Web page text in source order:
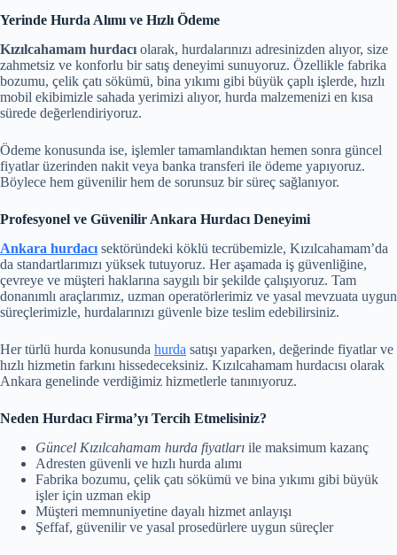
Yerinde Hurda Alımı ve Hızlı Ödeme
Kızılcahamam hurdacı olarak, hurdalarınızı adresinizden alıyor, size
zahmetsiz ve konforlu bir satış deneyimi sunuyoruz. Özellikle fabrika
bozumu, çelik çatı sökümü, bina yıkımı gibi büyük çaplı işlerde, hızlı
mobil ekibimizle sahada yerimizi alıyor, hurda malzemenizi en kısa
sürede değerlendiriyoruz.
Ödeme konusunda ise, işlemler tamamlandıktan hemen sonra güncel
fiyatlar üzerinden nakit veya banka transferi ile ödeme yapıyoruz.
Böylece hem güvenilir hem de sorunsuz bir süreç sağlanıyor.
Profesyonel ve Güvenilir Ankara Hurdacı Deneyimi
Ankara hurdacı sektöründeki köklü tecrübemizle, Kızılcahamam’da
da standartlarımızı yüksek tutuyoruz. Her aşamada iş güvenliğine,
çevreye ve müşteri haklarına saygılı bir şekilde çalışıyoruz. Tam
donanımlı araçlarımız, uzman operatörlerimiz ve yasal mevzuata uygun
süreçlerimizle, hurdalarınızı güvenle bize teslim edebilirsiniz.
Her türlü hurda konusunda hurda satışı yaparken, değerinde fiyatlar ve
hızlı hizmetin farkını hissedeceksiniz. Kızılcahamam hurdacısı olarak
Ankara genelinde verdiğimiz hizmetlerle tanınıyoruz.
Neden Hurdacı Firma’yı Tercih Etmelisiniz?
Güncel Kızılcahamam hurda fiyatları ile maksimum kazanç
Adresten güvenli ve hızlı hurda alımı
Fabrika bozumu, çelik çatı sökümü ve bina yıkımı gibi büyük
işler için uzman ekip
Müşteri memnuniyetine dayalı hizmet anlayışı
Şeffaf, güvenilir ve yasal prosedürlere uygun süreçler